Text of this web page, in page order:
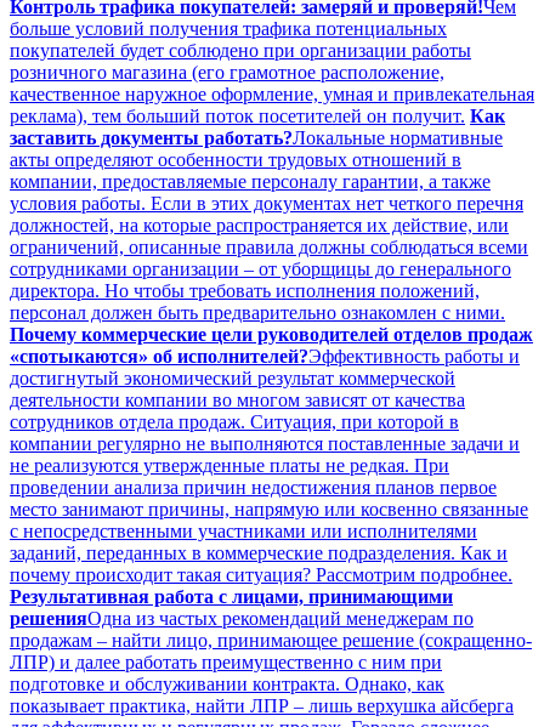
Контроль трафика покупателей: замеряй и проверяй!Чем
больше условий получения трафика потенциальных
покупателей будет соблюдено при организации работы
розничного магазина (его грамотное расположение,
качественное наружное оформление, умная и привлекательная
реклама), тем больший поток посетителей он получит. Как
заставить документы работать?Локальные нормативные
акты определяют особенности трудовых отношений в
компании, предоставляемые персоналу гарантии, а также
условия работы. Если в этих документах нет четкого перечня
должностей, на которые распространяется их действие, или
ограничений, описанные правила должны соблюдаться всеми
сотрудниками организации – от уборщицы до генерального
директора. Но чтобы требовать исполнения положений,
персонал должен быть предварительно ознакомлен с ними.
Почему коммерческие цели руководителей отделов продаж
«спотыкаются» об исполнителей?Эффективность работы и
достигнутый экономический результат коммерческой
деятельности компании во многом зависят от качества
сотрудников отдела продаж. Ситуация, при которой в
компании регулярно не выполняются поставленные задачи и
не реализуются утвержденные платы не редкая. При
проведении анализа причин недостижения планов первое
место занимают причины, напрямую или косвенно связанные
с непосредственными участниками или исполнителями
заданий, переданных в коммерческие подразделения. Как и
почему происходит такая ситуация? Рассмотрим подробнее.
Результативная работа с лицами, принимающими
решенияОдна из частых рекомендаций менеджерам по
продажам – найти лицо, принимающее решение (сокращенно-
ЛПР) и далее работать преимущественно с ним при
подготовке и обслуживании контракта. Однако, как
показывает практика, найти ЛПР – лишь верхушка айсберга